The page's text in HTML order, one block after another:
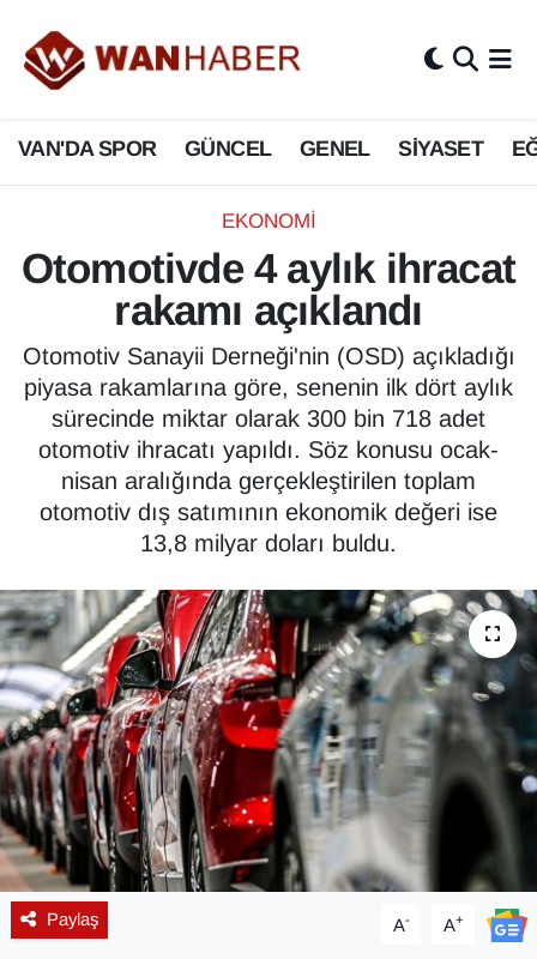
VAN'DA SPOR GÜNCEL GENEL SİYASET
EKONOMİ
Otomotivde 4 aylık ihracat
rakamı açıklandı
Otomotiv Sanayii Derneği'nin (OSD) açıkladığı
piyasa rakamlarına göre, senenin ilk dört aylık
sürecinde miktar olarak 300 bin 718 adet
otomotiv ihracatı yapıldı. Söz konusu ocak-
nisan aralığında gerçekleştirilen toplam
otomotiv dış satımının ekonomik değeri ise
13,8 milyar doları buldu.
Paylaş A- A+
3.SAYFA
ASAYİŞ
BİLİM VE TEKNOLOJİ
Biyografi
ÇEVRE
Deprem
Dernekler, Odalar
DÜNYA
EĞİTİM
EKONOMİ
Eleman
Emlak
En çok konuşulanlar
Van Nöbetçi Eczaneler
Van Hava Durumu
Van Namaz Vakitleri
Van Trafik Yoğunluk Haritası
Süper Lig Puan Durumu ve Fikstür
Tüm Manşetler
Son Dakika Haberleri
Haber Arşivi